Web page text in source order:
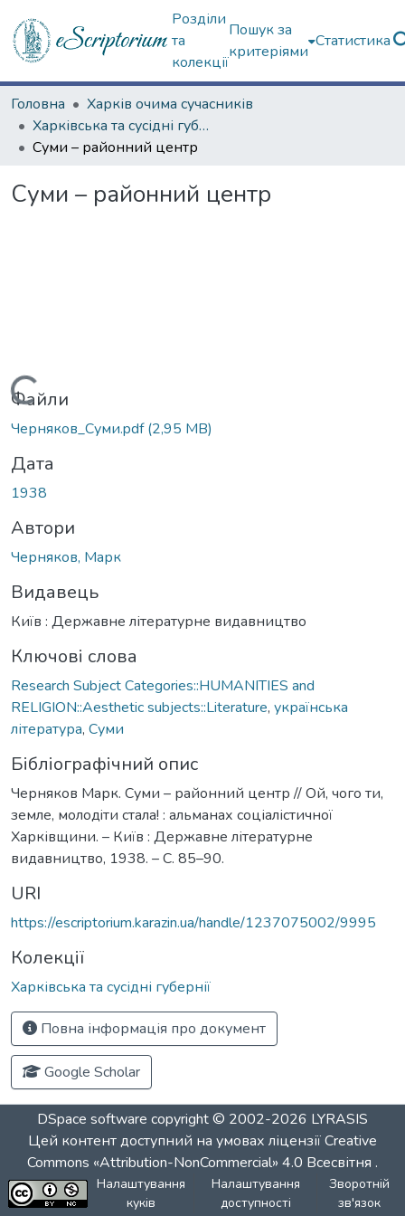
Розділи
та
колекції
Пошук за
критеріями
Статистика
Головна
Харків очима сучасників
Харківська та сусідні губернії
Суми – районний центр
Суми – районний центр
Вантажиться...
Файли
Черняков_Суми.pdf(2,95 MB)
Дата
1938
Автори
Черняков, Марк
Видавець
Київ : Державне літературне видавництво
Ключові слова
Research Subject Categories::HUMANITIES and
RELIGION::Aesthetic subjects::Literature, українська
література, Суми
Бібліографічний опис
Черняков Марк. Суми – районний центр // Ой, чого ти,
земле, молодiти стала! : альманах соціалістичної
Харківщини. – Київ : Державне літературне
видавництво, 1938. – С. 85–90.
URI
https://escriptorium.karazin.ua/handle/1237075002/9995
Колекції
Харківська та сусідні губернії
Повна інформація про документ
Google Scholar
DSpace software copyright © 2002-2026 LYRASIS
Цей контент доступний на умовах ліцензіїCreative
Commons «Attribution-NonCommercial» 4.0 Всесвітня .
Налаштування
куків
Налаштування
доступності
Зворотній
зв'язок